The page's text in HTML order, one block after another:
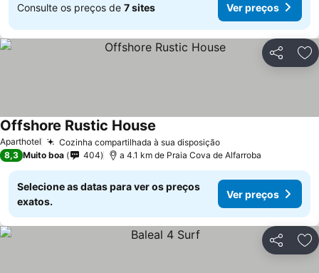
Consulte os preços de 7 sites Ver preços
Partilhar
Aparthotel Cozinha compartilhada à sua disposiçãoVer preços
Offshore Rustic House
8,3 Muito boa 404 a 4.1 km de Praia Cova de Alfarroba
Selecione as datas para ver os preços
exatos.
Ver preços
Partilhar